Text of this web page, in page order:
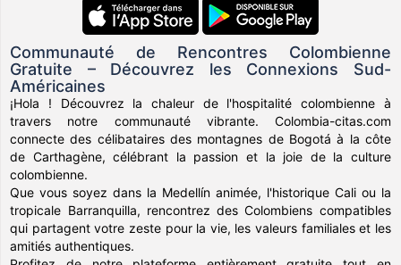
Communauté de Rencontres Colombienne
Gratuite – Découvrez les Connexions Sud-
Américaines
¡Hola ! Découvrez la chaleur de l'hospitalité colombienne à
travers notre communauté vibrante. Colombia-citas.com
connecte des célibataires des montagnes de Bogotá à la côte
de Carthagène, célébrant la passion et la joie de la culture
colombienne.
Que vous soyez dans la Medellín animée, l'historique Cali ou la
tropicale Barranquilla, rencontrez des Colombiens compatibles
qui partagent votre zeste pour la vie, les valeurs familiales et les
amitiés authentiques.